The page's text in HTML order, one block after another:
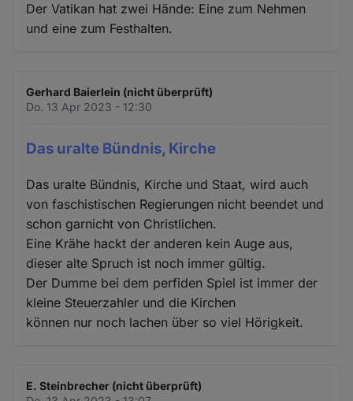
Der Vatikan hat zwei Hände: Eine zum Nehmen
und eine zum Festhalten.
Gerhard Baierlein (nicht überprüft)
Do. 13 Apr 2023 - 12:30
Das uralte Bündnis, Kirche
Das uralte Bündnis, Kirche und Staat, wird auch
von faschistischen Regierungen nicht beendet und
schon garnicht von Christlichen.
Eine Krähe hackt der anderen kein Auge aus,
dieser alte Spruch ist noch immer gültig.
Der Dumme bei dem perfiden Spiel ist immer der
kleine Steuerzahler und die Kirchen
können nur noch lachen über so viel Hörigkeit.
E. Steinbrecher (nicht überprüft)